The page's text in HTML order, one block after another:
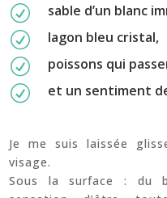
R sable d’un blanc
R lagon bleu cristal,
R poissons qui
R et un sentiment
Je me suis laissée
visage.
Sous la surface : du